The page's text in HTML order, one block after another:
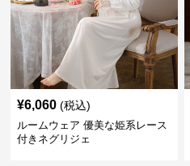
¥6,060 (税込)
ルームウェア 優美な姫系レース
付きネグリジェ